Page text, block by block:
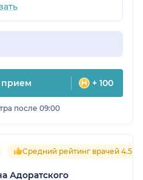
прием + 100
после 09:00
Средний рейтинг врачей 4.5
Адоратского